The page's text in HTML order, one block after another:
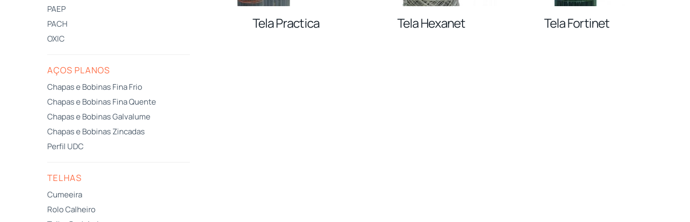
Tela Practica Tela Hexanet Tela Fortinet
PAEP
PACH
OXIC
AÇOS PLANOS
Chapas e Bobinas Fina Frio
Chapas e Bobinas Fina Quente
Chapas e Bobinas Galvalume
Chapas e Bobinas Zincadas
Perfil UDC
TELHAS
Cumeeira
Rolo Calheiro